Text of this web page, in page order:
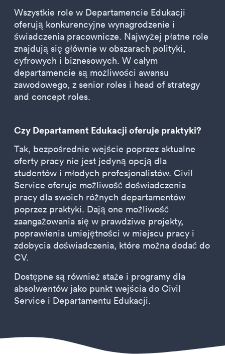
Wszystkie role w Departamencie Edukacji
oferują konkurencyjne wynagrodzenie i
świadczenia pracownicze. Najwyżej płatne role
znajdują się głównie w obszarach polityki,
cyfrowych i biznesowych. W całym
departamencie są możliwości awansu
zawodowego, z senior roles i head of strategy
and concept roles.
Czy Departament Edukacji oferuje praktyki?
Tak, bezpośrednie wejście poprzez aktualne
oferty pracy nie jest jedyną opcją dla
studentów i młodych profesjonalistów. Civil
Service oferuje możliwość doświadczenia
pracy dla swoich różnych departamentów
poprzez praktyki. Dają one możliwość
zaangażowania się w prawdziwe projekty,
poprawienia umiejętności w miejscu pracy i
zdobycia doświadczenia, które można dodać do
CV.
Dostępne są również staże i programy dla
absolwentów jako punkt wejścia do Civil
Service i Departamentu Edukacji.